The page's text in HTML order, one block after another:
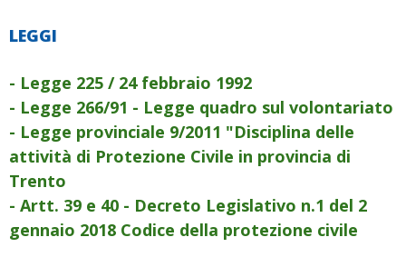
LEGGI
- Legge 225 / 24 febbraio 1992
- Legge 266/91 - Legge quadro sul volontariato
- Legge provinciale 9/2011 "Disciplina delle
attività di Protezione Civile in provincia di
Trento
- Artt. 39 e 40 - Decreto Legislativo n.1 del 2
gennaio 2018 Codice della protezione civile